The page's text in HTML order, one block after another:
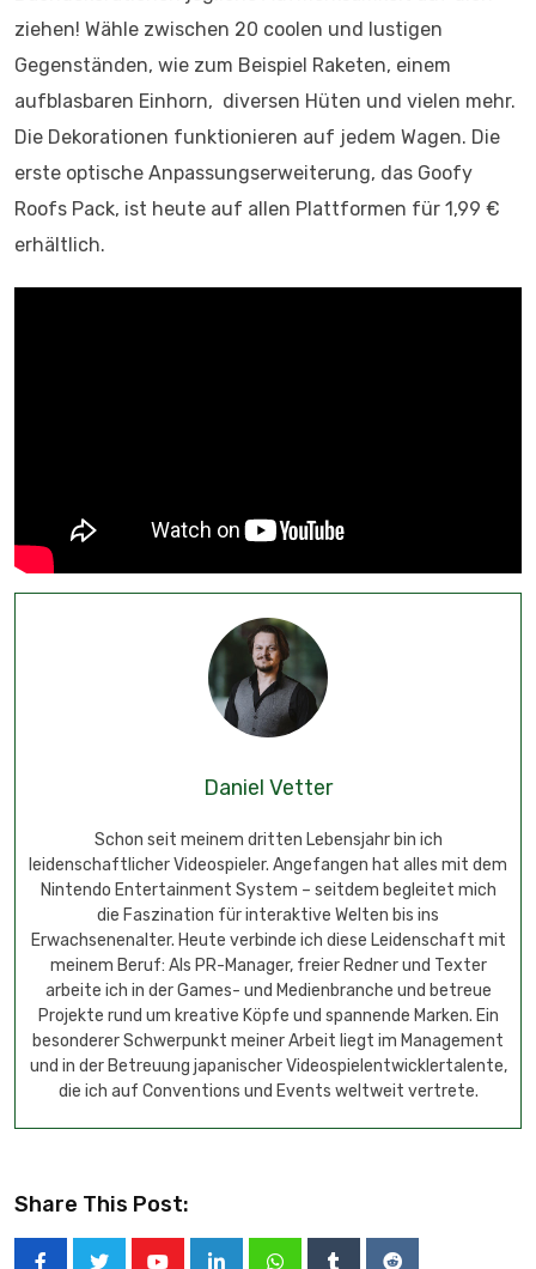
ziehen! Wähle zwischen 20 coolen und lustigen
Gegenständen, wie zum Beispiel Raketen, einem
aufblasbaren Einhorn, diversen Hüten und vielen mehr.
Die Dekorationen funktionieren auf jedem Wagen. Die
erste optische Anpassungserweiterung, das Goofy
Roofs Pack, ist heute auf allen Plattformen für 1,99 €
erhältlich.
Daniel Vetter
Schon seit meinem dritten Lebensjahr bin ich
leidenschaftlicher Videospieler. Angefangen hat alles mit dem
Nintendo Entertainment System – seitdem begleitet mich
die Faszination für interaktive Welten bis ins
Erwachsenenalter. Heute verbinde ich diese Leidenschaft mit
meinem Beruf: Als PR-Manager, freier Redner und Texter
arbeite ich in der Games- und Medienbranche und betreue
Projekte rund um kreative Köpfe und spannende Marken. Ein
besonderer Schwerpunkt meiner Arbeit liegt im Management
und in der Betreuung japanischer Videospielentwicklertalente,
die ich auf Conventions und Events weltweit vertrete.
Share This Post: